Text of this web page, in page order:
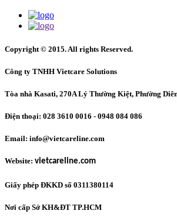
Copyright © 2015. All rights Reserved.
Công ty TNHH Vietcare Solutions
Tòa nhà Kasati, 270A Lý Thường Kiệt, Phường
Điện thoại: 028 3610 0016 - 0948 084 086
Email: info@vietcareline.com
Website: vietcareline.com
Giấy phép ĐKKD số 0311380114
Nơi cấp Sở KH&ĐT TP.HCM